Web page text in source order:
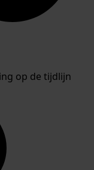
op de tijdlijn